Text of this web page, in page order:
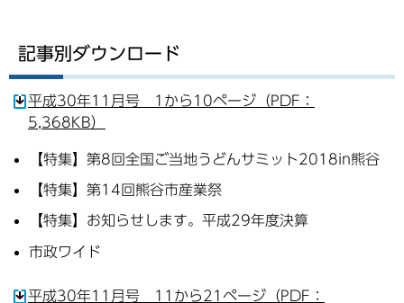
記事別ダウンロード
平成30年11月号 1から10ページ（PDF：
5,368KB）
【特集】第8回全国ご当地うどんサミット2018in熊谷
【特集】第14回熊谷市産業祭
【特集】お知らせします。平成29年度決算
市政ワイド
平成30年11月号 11から21ページ（PDF：